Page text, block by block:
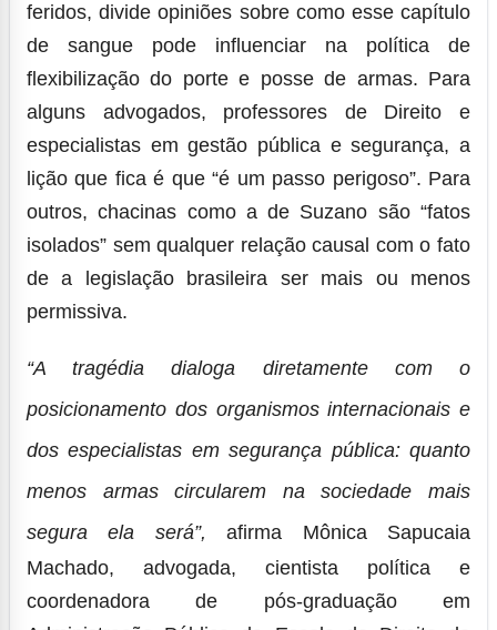
feridos, divide opiniões sobre como esse capítulo
de sangue pode influenciar na política de
flexibilização do porte e posse de armas. Para
alguns advogados, professores de Direito e
especialistas em gestão pública e segurança, a
lição que fica é que “é um passo perigoso”. Para
outros, chacinas como a de Suzano são “fatos
isolados” sem qualquer relação causal com o fato
de a legislação brasileira ser mais ou menos
permissiva.
“A tragédia dialoga diretamente com o
posicionamento dos organismos internacionais e
dos especialistas em segurança pública: quanto
menos armas circularem na sociedade mais
segura ela será”, afirma Mônica Sapucaia
Machado, advogada, cientista política e
coordenadora de pós-graduação em